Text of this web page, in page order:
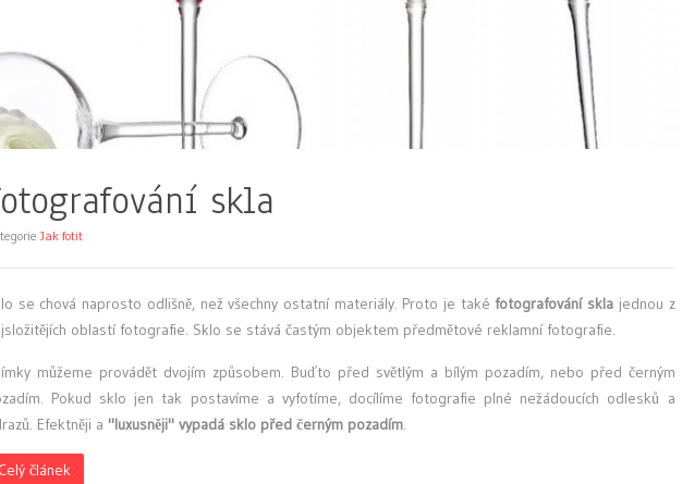
skla
Jak fotit
se chová naprosto odlišně, než všechny ostatní materiály. Proto je také fotografování skla jednou z
oblastí fotografie. Sklo se stává častým objektem předmětové reklamní fotografie.
můžeme provádět dvojím způsobem. Buďto před světlým a bílým pozadím, nebo před černým
Pokud sklo jen tak postavíme a vyfotíme, docílíme fotografie plné nežádoucích odlesků a
Efektněji a "luxusněji" vypadá sklo před černým pozadím.
Celý článek